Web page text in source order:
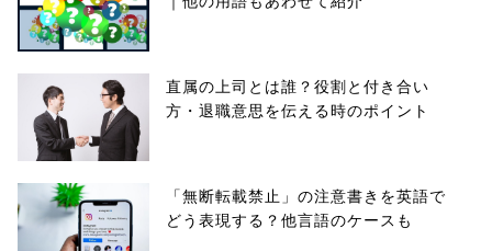
直属の上司とは誰？役割と付き合い
方・退職意思を伝える時のポイント
「無断転載禁止」の注意書きを英語で
どう表現する？他言語のケースも